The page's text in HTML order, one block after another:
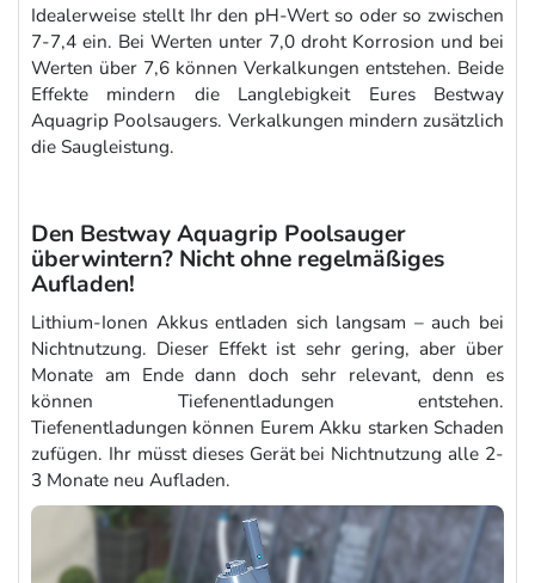
Idealerweise stellt Ihr den pH-Wert so oder so zwischen
7-7,4 ein. Bei Werten unter 7,0 droht Korrosion und bei
Werten über 7,6 können Verkalkungen entstehen. Beide
Effekte mindern die Langlebigkeit Eures Bestway
Aquagrip Poolsaugers. Verkalkungen mindern zusätzlich
die Saugleistung.
Den Bestway Aquagrip Poolsauger
überwintern? Nicht ohne regelmäßiges
Aufladen!
Lithium-Ionen Akkus entladen sich langsam – auch bei
Nichtnutzung. Dieser Effekt ist sehr gering, aber über
Monate am Ende dann doch sehr relevant, denn es
können Tiefenentladungen entstehen.
Tiefenentladungen können Eurem Akku starken Schaden
zufügen. Ihr müsst dieses Gerät bei Nichtnutzung alle 2-
3 Monate neu Aufladen.